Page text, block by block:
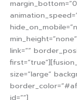
link=””
size=”large”
id=””]